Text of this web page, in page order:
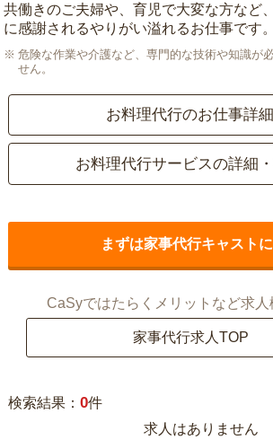
共働きのご夫婦や、育児で大変な方など
に感謝されるやりがい溢れるお仕事です。
危険な作業や介護など、専門的な技術や知識が
せん。
お料理代行のお仕事詳細
お料理代行サービスの詳細
まずは家事代行キャスト
CaSyではたらくメリットなど求人
家事代行求人TOP
検索結果： 0件
求人はありません